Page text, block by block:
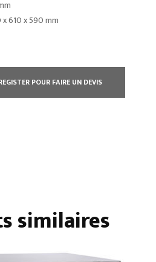
610 x 590 mm
POUR FAIRE UN DEVIS
similaires